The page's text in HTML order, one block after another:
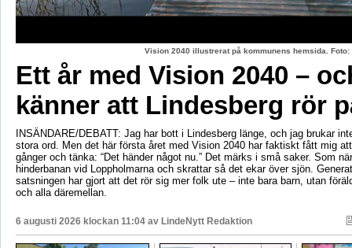
Vision 2040 illustrerat på kommunens hemsida.
Ett år med Vision 2040 –
känner att Lindesberg rör
INSÄNDARE/DEBATT: Jag har bott i Lindesberg länge, och jag brukar
stora ord. Men det här första året med Vision 2040 har faktiskt fått mig
gånger och tänka: “Det händer något nu.” Det märks i små saker. Som
hinderbanan vid Loppholmarna och skrattar så det ekar över sjön.
satsningen har gjort att det rör sig mer folk ute – inte bara barn, utan
och alla däremellan.
6 augusti 2026 klockan 11:04 av LindeNytt Redaktion